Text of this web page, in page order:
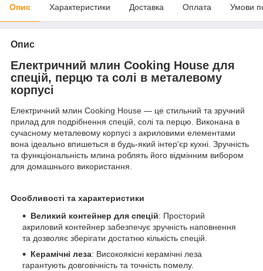
Опис Характеристики Доставка Оплата Умови
Опис
Електричний млин Cooking House для
спецій, перцю та солі в металевому
корпусі
Електричний млин Cooking House — це стильний та зручний
прилад для подрібнення спецій, солі та перцю. Виконана в
сучасному металевому корпусі з акриловими елементами
вона ідеально впишеться в будь-який інтер'єр кухні. Зручність
та функціональність млина роблять його відмінним вибором
для домашнього використання.
Особливості та характеристики
Великий контейнер для спецій: Просторий
акриловий контейнер забезпечує зручність наповнення
та дозволяє зберігати достатню кількість спецій.
Керамічні леза: Високоякісні керамічні леза
гарантують довговічність та точність помелу.